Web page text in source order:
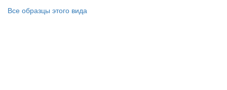
Все образцы этого вида